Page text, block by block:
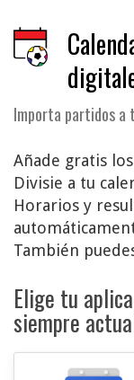
Importa partidos
Añade gratis
Divisie a tu
Horarios y
También
Elige tu
siempre